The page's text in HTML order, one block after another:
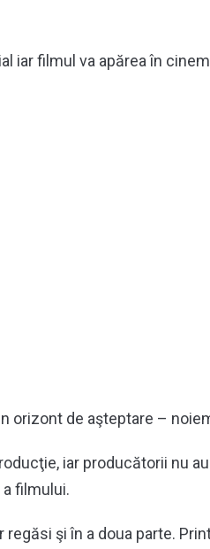
iar filmul va apărea în
orizont de aşteptare –
iar producătorii nu
filmului.
şi în a doua parte.